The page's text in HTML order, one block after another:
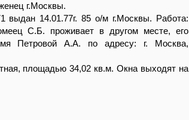
г.Москвы.
14.01.77г. 85 о/м г.Москвы. Работа:
С.Б. проживает в другом месте, его
Петровой А.А. по адресу: г. Москва,
площадью 34,02 кв.м. Окна выходят на